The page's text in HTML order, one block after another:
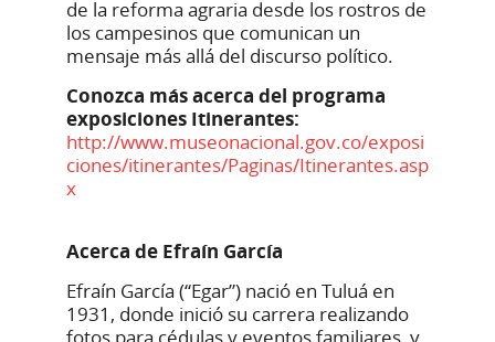
de la reforma agraria desde los rostros de
los campesinos que comunican un
mensaje más allá del discurso político.
Conozca más acerca del programa
exposiciones Itinerantes:
http://www.museonacional.gov.co/exposi
ciones/itinerantes/Paginas/Itinerantes.asp
x
Acerca de Efraín García
Efraín García (“Egar”) nació en Tuluá en
1931, donde inició su carrera realizando
fotos para cédulas y eventos familiares, y